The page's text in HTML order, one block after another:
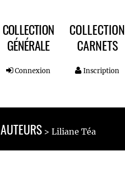
COLLECTION
GÉNÉRALE
COLLECTION
CARNETS
Connexion Inscription
AUTEURS Liliane Téa